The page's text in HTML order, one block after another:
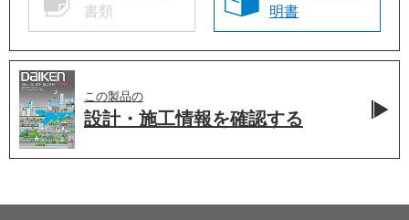
書類
明書
この製品の
設計・施工情報を確認する